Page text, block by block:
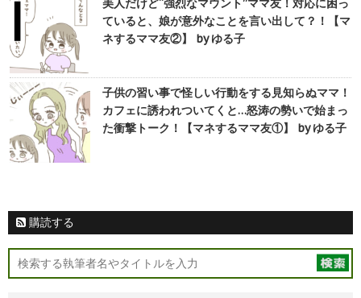
美人だけど“強烈なマウント”ママ友！対応に困っ
ていると、娘が意外なことを言い出して？！【マ
ネするママ友②】 by ゆる子
子供の習い事で怪しい行動をする見知らぬママ！
カフェに誘われついてくと…怒涛の勢いで始まっ
た衝撃トーク！【マネするママ友①】 by ゆる子
購読する